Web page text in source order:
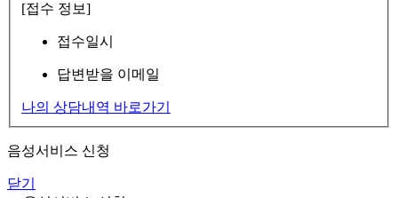
[접수 정보]
접수일시
답변받을 이메일
나의 상담내역 바로가기
음성서비스 신청
닫기